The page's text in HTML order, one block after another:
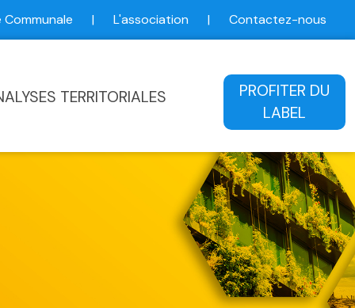
| L'association | Contactez-nous
TERRITORIALES
PROFITER DU
LABEL